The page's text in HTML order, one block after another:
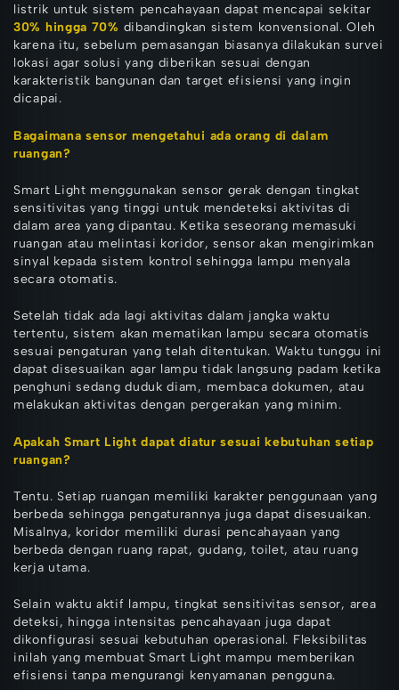
listrik untuk sistem pencahayaan dapat mencapai sekitar
30% hingga 70% dibandingkan sistem konvensional. Oleh
karena itu, sebelum pemasangan biasanya dilakukan survei
lokasi agar solusi yang diberikan sesuai dengan
karakteristik bangunan dan target efisiensi yang ingin
dicapai.
Bagaimana sensor mengetahui ada orang di dalam
ruangan?
Smart Light menggunakan sensor gerak dengan tingkat
sensitivitas yang tinggi untuk mendeteksi aktivitas di
dalam area yang dipantau. Ketika seseorang memasuki
ruangan atau melintasi koridor, sensor akan mengirimkan
sinyal kepada sistem kontrol sehingga lampu menyala
secara otomatis.
Setelah tidak ada lagi aktivitas dalam jangka waktu
tertentu, sistem akan mematikan lampu secara otomatis
sesuai pengaturan yang telah ditentukan. Waktu tunggu ini
dapat disesuaikan agar lampu tidak langsung padam ketika
penghuni sedang duduk diam, membaca dokumen, atau
melakukan aktivitas dengan pergerakan yang minim.
Apakah Smart Light dapat diatur sesuai kebutuhan setiap
ruangan?
Tentu. Setiap ruangan memiliki karakter penggunaan yang
berbeda sehingga pengaturannya juga dapat disesuaikan.
Misalnya, koridor memiliki durasi pencahayaan yang
berbeda dengan ruang rapat, gudang, toilet, atau ruang
kerja utama.
Selain waktu aktif lampu, tingkat sensitivitas sensor, area
deteksi, hingga intensitas pencahayaan juga dapat
dikonfigurasi sesuai kebutuhan operasional. Fleksibilitas
inilah yang membuat Smart Light mampu memberikan
efisiensi tanpa mengurangi kenyamanan pengguna.